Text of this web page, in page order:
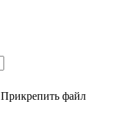
Прикрепить файл